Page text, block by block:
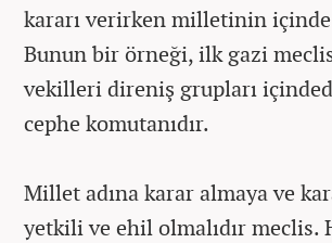
kararı verirken milletinin içinde
Bunun bir örneği, ilk gazi
vekilleri direniş grupları
cephe komutanıdır.
Millet adına karar almaya ve
yetkili ve ehil olmalıdır meclis.